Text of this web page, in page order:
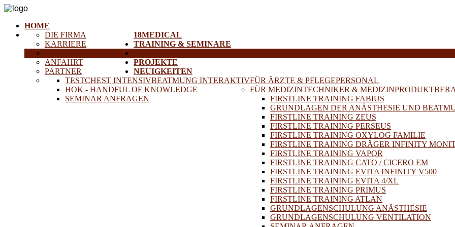
HOME
18MEDICAL
DIE FIRMA
KARRIERE
HISTORISCHE GERÄTE
ANFAHRT
PARTNER
TRAINING & SEMINARE
FÜR ÄRZTE & PFLEGEPERSONAL
TESTCHEST INTENSIVBEATMUNG INTERAKTIV
HOK - HANDFUL OF KNOWLEDGE
SEMINAR ANFRAGEN
FÜR MEDIZINTECHNIKER &
FIRSTLINE TRAINING FABIUS
GRUNDLAGEN DER ANÄSTHESIE UND
FIRSTLINE TRAINING ZEUS
FIRSTLINE TRAINING PERSEUS
FIRSTLINE TRAINING OXYLOG FAMILIE
FIRSTLINE TRAINING DRÄGER INFINITY
FIRSTLINE TRAINING VAPOR
FIRSTLINE TRAINING CATO / CICERO EM
FIRSTLINE TRAINING EVITA INFINITY V500
FIRSTLINE TRAINING EVITA 4/XL
FIRSTLINE TRAINING PRIMUS
FIRSTLINE TRAINING ATLAN
GRUNDLAGENSCHULUNG ANÄSTHESIE
GRUNDLAGENSCHULUNG VENTILATION
PROJEKTE
NEUIGKEITEN